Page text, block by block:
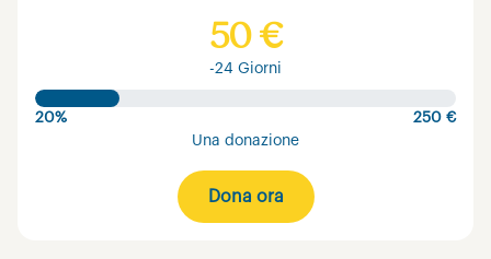
50 €
-24 Giorni
20%
250 €
Una donazione
Dona ora